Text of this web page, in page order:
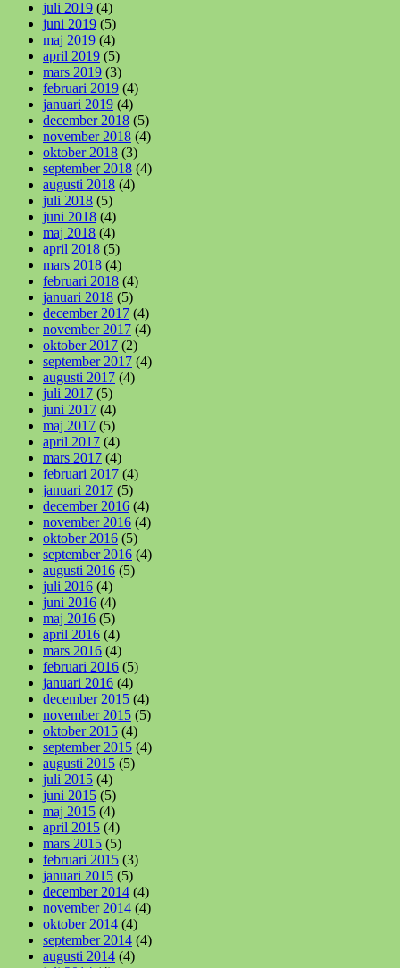
juli 2019 (4)
juni 2019 (5)
maj 2019 (4)
april 2019 (5)
mars 2019 (3)
februari 2019 (4)
januari 2019 (4)
december 2018 (5)
november 2018 (4)
oktober 2018 (3)
september 2018 (4)
augusti 2018 (4)
juli 2018 (5)
juni 2018 (4)
maj 2018 (4)
april 2018 (5)
mars 2018 (4)
februari 2018 (4)
januari 2018 (5)
december 2017 (4)
november 2017 (4)
oktober 2017 (2)
september 2017 (4)
augusti 2017 (4)
juli 2017 (5)
juni 2017 (4)
maj 2017 (5)
april 2017 (4)
mars 2017 (4)
februari 2017 (4)
januari 2017 (5)
december 2016 (4)
november 2016 (4)
oktober 2016 (5)
september 2016 (4)
augusti 2016 (5)
juli 2016 (4)
juni 2016 (4)
maj 2016 (5)
april 2016 (4)
mars 2016 (4)
februari 2016 (5)
januari 2016 (4)
december 2015 (4)
november 2015 (5)
oktober 2015 (4)
september 2015 (4)
augusti 2015 (5)
juli 2015 (4)
juni 2015 (5)
maj 2015 (4)
april 2015 (4)
mars 2015 (5)
februari 2015 (3)
januari 2015 (5)
december 2014 (4)
november 2014 (4)
oktober 2014 (4)
september 2014 (4)
augusti 2014 (4)